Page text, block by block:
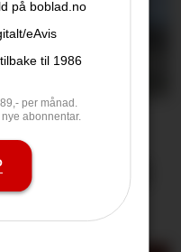
på boblad.no
eAvis
til 1986
per månad.
abonnentar.
alle
er utruleg